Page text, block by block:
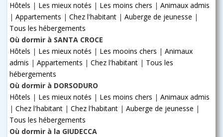
Hôtels | Les mieux notés | Les moins chers | Animaux admis
| Appartements | Chez l'habitant | Auberge de jeunesse |
Tous les hébergements
Où dormir à SANTA CROCE
Hôtels | Les mieux notés | Les mooins chers | Animaux
admis | Appartements | Chez l'habitant | Tous les
hébergements
Où dormir à DORSODURO
Hôtels | Les mieux notés | Les moins chers | Animaux admis
| Chez l'habitant | Chez l'habitant | Auberge de jeunesse |
Tous les hébergements
Où dormir à la GIUDECCA